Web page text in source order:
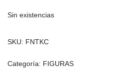
Sin existencias
SKU: FNTKC
Categoría: FIGURAS